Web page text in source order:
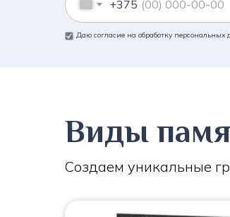
+375
Даю согласие на обработку персональных
Виды
Создаем уникальные